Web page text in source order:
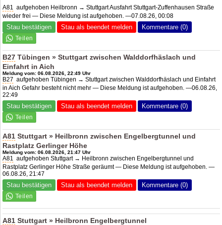
A81 aufgehoben Heilbronn → Stuttgart Ausfahrt Stuttgart-Zuffenhausen Straße
wieder frei — Diese Meldung ist aufgehoben. —07.08.26, 00:08
Stau bestätigen Stau als beendet melden Kommentare (0)
B27 Tübingen » Stuttgart zwischen Walddorfhäslach und
Einfahrt in Aich
Meldung vom: 06.08.2026, 22:49 Uhr
B27 aufgehoben Tübingen → Stuttgart zwischen Walddorfhäslach und Einfahrt
in Aich Gefahr besteht nicht mehr — Diese Meldung ist aufgehoben. —06.08.26,
22:49
Stau bestätigen Stau als beendet melden Kommentare (0)
A81 Stuttgart » Heilbronn zwischen Engelbergtunnel und
Rastplatz Gerlinger Höhe
Meldung vom: 06.08.2026, 21:47 Uhr
A81 aufgehoben Stuttgart → Heilbronn zwischen Engelbergtunnel und
Rastplatz Gerlinger Höhe Straße geräumt — Diese Meldung ist aufgehoben. —
06.08.26, 21:47
Stau bestätigen Stau als beendet melden Kommentare (0)
A81 Stuttgart » Heilbronn Engelbergtunnel